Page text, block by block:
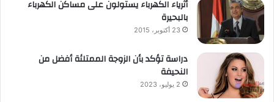
أثرياء الكهرباء يستولون على مساكن الكهرباء
بالبحيرة
23 أكتوبر، 2015
دراسة تؤكد بأن الزوجة الممتلئة أفضل من
النحيفة
2 يوليو، 2023